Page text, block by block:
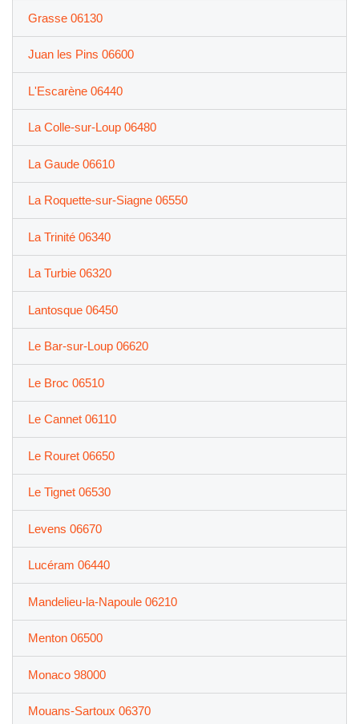
Grasse 06130
Juan les Pins 06600
L'Escarène 06440
La Colle-sur-Loup 06480
La Gaude 06610
La Roquette-sur-Siagne 06550
La Trinité 06340
La Turbie 06320
Lantosque 06450
Le Bar-sur-Loup 06620
Le Broc 06510
Le Cannet 06110
Le Rouret 06650
Le Tignet 06530
Levens 06670
Lucéram 06440
Mandelieu-la-Napoule 06210
Menton 06500
Monaco 98000
Mouans-Sartoux 06370